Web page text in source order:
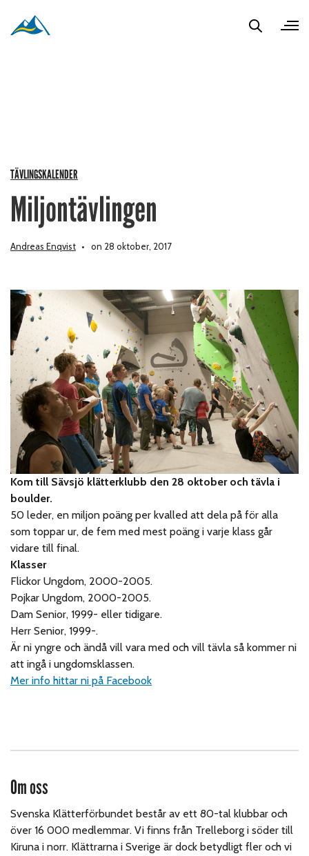
TÄVLINGSKALENDER
Miljontävlingen
Andreas Enqvist on 28 oktober, 2017
Kom till Sävsjö klätterklubb den 28 oktober och tävla i
boulder.
50 leder, en miljon poäng per kvalled att dela på för alla
som toppar ur, de fem med mest poäng i varje klass går
vidare till final.
Klasser
Flickor Ungdom, 2000-2005.
Pojkar Ungdom, 2000-2005.
Dam Senior, 1999- eller tidigare.
Herr Senior, 1999-.
Är ni yngre och ändå vill vara med och vill tävla så kommer ni
att ingå i ungdomsklassen.
Mer info hittar ni på Facebook
Om oss
Svenska Klätterförbundet består av ett 80-tal klubbar och
över 16 000 medlemmar. Vi finns från Trelleborg i söder till
Kiruna i norr. Klättrarna i Sverige är dock betydligt fler och vi